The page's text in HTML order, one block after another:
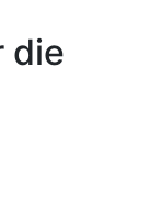
die